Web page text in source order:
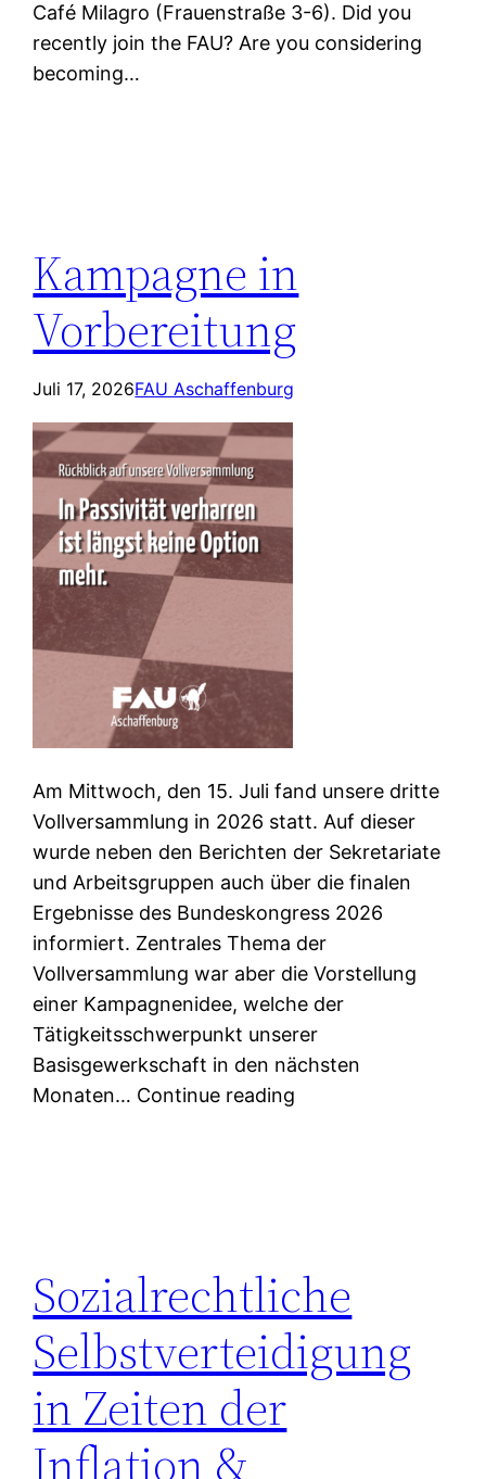
Café Milagro (Frauenstraße 3-6). Did you
recently join the FAU? Are you considering
becoming…
Kampagne in
Vorbereitung
Juli 17, 2026FAU Aschaffenburg
Am Mittwoch, den 15. Juli fand unsere dritte
Vollversammlung in 2026 statt. Auf dieser
wurde neben den Berichten der Sekretariate
und Arbeitsgruppen auch über die finalen
Ergebnisse des Bundeskongress 2026
informiert. Zentrales Thema der
Vollversammlung war aber die Vorstellung
einer Kampagnenidee, welche der
Tätigkeitsschwerpunkt unserer
Basisgewerkschaft in den nächsten
Monaten… Continue reading
Sozialrechtliche
Selbstverteidigung
in Zeiten der
Inflation &